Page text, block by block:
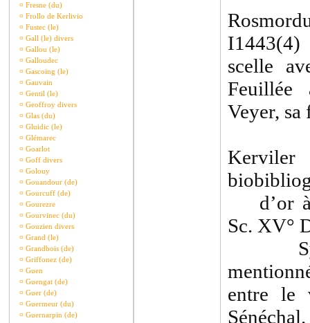
¤ Fresne (du)
¤ Frollo de Kerlivio
¤ Fustec (le)
¤ Gall (le) divers
¤ Gallou (le)
¤ Galloudec
¤ Gascoing (le)
¤ Gauvain
¤ Gentil (le)
¤ Geoffroy divers
¤ Glas (du)
¤ Gluidic (le)
¤ Glémarec
¤ Goarlot
¤ Goff divers
¤ Golouy
¤ Gouandour (de)
¤ Gourcuff (de)
¤ Gourezre
¤ Gourvinec (du)
¤ Gouzien divers
¤ Grand (le)
¤ Grandbois (de)
¤ Griffonez (de)
¤ Guen
¤ Guengat (de)
¤ Guer (de)
¤ Guermeur (du)
¤ Guernarpin (de)
scelle
Feuillée
Veyer, sa
Kerviler
d’or à
Sc. XV°
entre le
Sénéchal.